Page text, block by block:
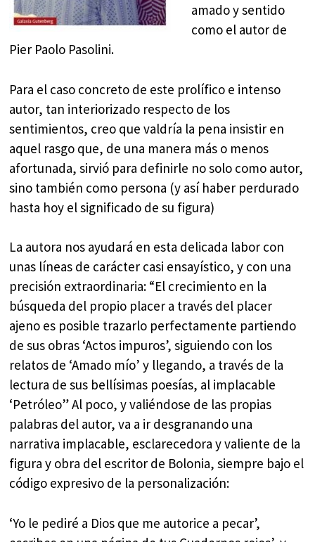
amado y sentido
como el autor de
Pier Paolo Pasolini.
Para el caso concreto de este prolífico e intenso
autor, tan interiorizado respecto de los
sentimientos, creo que valdría la pena insistir en
aquel rasgo que, de una manera más o menos
afortunada, sirvió para definirle no solo como autor,
sino también como persona (y así haber perdurado
hasta hoy el significado de su figura)
La autora nos ayudará en esta delicada labor con
unas líneas de carácter casi ensayístico, y con una
precisión extraordinaria: “El crecimiento en la
búsqueda del propio placer a través del placer
ajeno es posible trazarlo perfectamente partiendo
de sus obras ‘Actos impuros’, siguiendo con los
relatos de ‘Amado mío’ y llegando, a través de la
lectura de sus bellísimas poesías, al implacable
‘Petróleo” Al poco, y valiéndose de las propias
palabras del autor, va a ir desgranando una
narrativa implacable, esclarecedora y valiente de la
figura y obra del escritor de Bolonia, siempre bajo el
código expresivo de la personalización:
‘Yo le pediré a Dios que me autorice a pecar’,